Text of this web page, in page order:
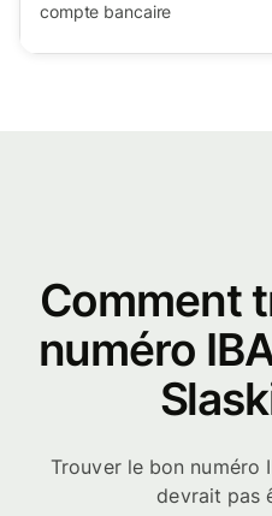
compte bancaire
Comment
numéro
Trouver le bon numéro
devrait pas